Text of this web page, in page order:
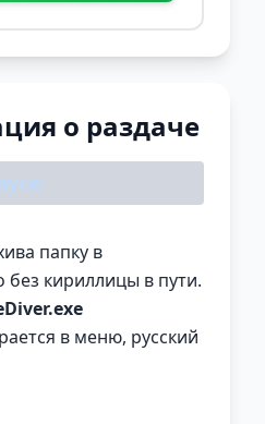
о раздаче
папку в
без кириллицы в пути.
в меню, русский